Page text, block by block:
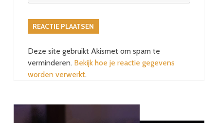
Deze site gebruikt Akismet om spam te
verminderen. Bekijk hoe je reactie gegevens
worden verwerkt.